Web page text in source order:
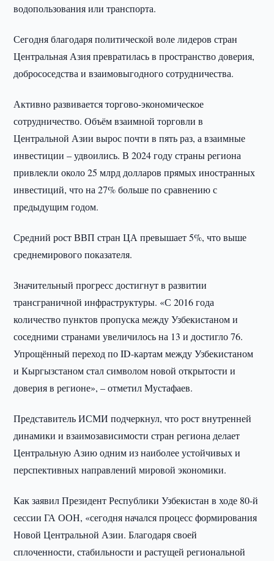
водопользования или транспорта.
Сегодня благодаря политической воле лидеров стран
Центральная Азия превратилась в пространство доверия,
добрососедства и взаимовыгодного сотрудничества.
Активно развивается торгово-экономическое
сотрудничество. Объём взаимной торговли в
Центральной Азии вырос почти в пять раз, а взаимные
инвестиции – удвоились. В 2024 году страны региона
привлекли около 25 млрд долларов прямых иностранных
инвестиций, что на 27% больше по сравнению с
предыдущим годом.
Средний рост ВВП стран ЦА превышает 5%, что выше
среднемирового показателя.
Значительный прогресс достигнут в развитии
трансграничной инфраструктуры. «С 2016 года
количество пунктов пропуска между Узбекистаном и
соседними странами увеличилось на 13 и достигло 76.
Упрощённый переход по ID-картам между Узбекистаном
и Кыргызстаном стал символом новой открытости и
доверия в регионе», – отметил Мустафаев.
Представитель ИСМИ подчеркнул, что рост внутренней
динамики и взаимозависимости стран региона делает
Центральную Азию одним из наиболее устойчивых и
перспективных направлений мировой экономики.
Как заявил Президент Республики Узбекистан в ходе 80-й
сессии ГА ООН, «сегодня начался процесс формирования
Новой Центральной Азии. Благодаря своей
сплоченности, стабильности и растущей региональной